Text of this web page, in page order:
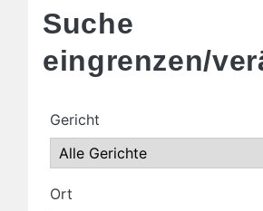
Suche
eingrenzen/
Gericht
Ort